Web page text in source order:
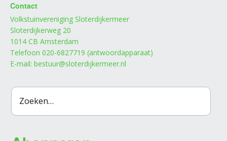
Contact
Volkstuinvereniging Sloterdijkermeer
Sloterdijkerweg 20
1014 CB Amsterdam
Telefoon 020-6827719 (antwoordapparaat)
E-mail: bestuur@sloterdijkermeer.nl